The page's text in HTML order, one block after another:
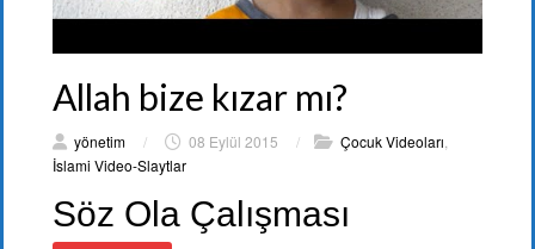
Allah bize kızar mı?
yönetim / 08 Eylül 2015 / Çocuk Videoları
İslami Video-Slaytlar
Söz Ola Çalışması